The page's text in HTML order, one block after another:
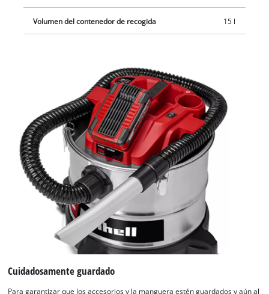
Volumen del contenedor de recogida 15 l
Cuidadosamente guardado
Para garantizar que los accesorios y la manguera estén guardados y aún al